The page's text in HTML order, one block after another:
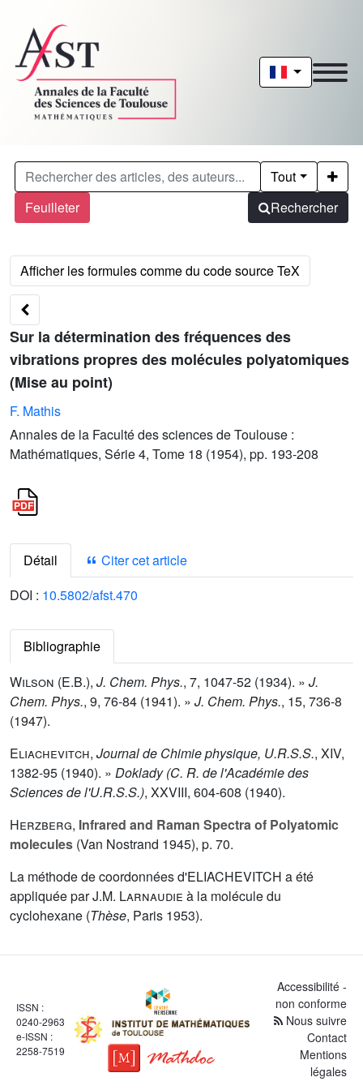
Feuilleter
Tout
Rechercher
Sur la détermination des fréquences des
vibrations propres des molécules polyatomiques
(Mise au point)
F. Mathis
Annales de la Faculté des sciences de Toulouse :
Mathématiques, Série 4, Tome 18 (1954), pp. 193-208
Détail
Citer cet article
DOI : 10.5802/afst.470
Bibliographie
Wilson (E.B.), J. Chem. Phys., 7, 1047-52 (1934). » J.
Chem. Phys., 9, 76-84 (1941). » J. Chem. Phys., 15, 736-8
(1947).
Eliachevitch, Journal de Chimie physique, U.R.S.S., XIV,
1382-95 (1940). » Doklady (C. R. de l'Académie des
Sciences de l'U.R.S.S.), XXVIII, 604-608 (1940).
Herzberg, Infrared and Raman Spectra of Polyatomic
molecules (Van Nostrand 1945), p. 70.
La méthode de coordonnées d'ELIACHEVITCH a été
appliquée parJ.M. Larnaudie à la molécule du
cyclohexane (Thèse, Paris 1953).
ISSN :
0240-2963
e-ISSN :
2258-7519
Accessibilité -
non conforme
Nous suivre
Contact
Mentions
légales